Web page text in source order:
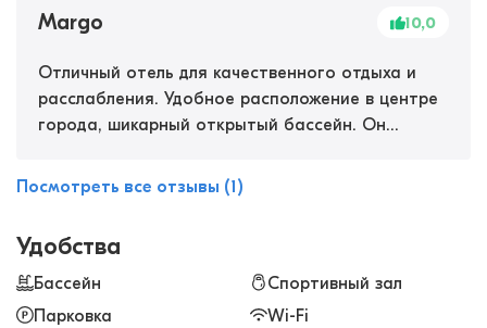
Margo 10,0
Отличный отель для качественного отдыха и
расслабления. Удобное расположение в центре
города, шикарный открытый бассейн. Он
для загара и ресторан, где подают завтрак.
Отмечу еще тренажерный зал, очень
рекомендую расслабляющий массаж, делают
настоящие мастера!
Посмотреть все отзывы (1)
Удобства
Бассейн
Спортивный зал
Парковка
Wi-Fi